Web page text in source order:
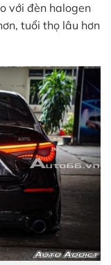
với đèn halogen
tuổi thọ lâu hơn